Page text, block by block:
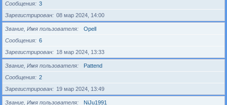
Сообщения
3
Зарегистрирован
08 мар 2024, 14:00
Звание, Имя пользователя
Opell
Сообщения
6
Зарегистрирован
18 мар 2024, 13:33
Звание, Имя пользователя
Pattend
Сообщения
2
Зарегистрирован
19 мар 2024, 13:49
Звание, Имя пользователя
NiJu1991